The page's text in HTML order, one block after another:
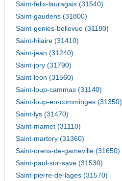
Saint-felix-lauragais (31540)
Saint-gaudens (31800)
Saint-genies-bellevue (31180)
Saint-hilaire (31410)
Saint-jean (31240)
Saint-jory (31790)
Saint-leon (31560)
Saint-loup-cammas (31140)
Saint-loup-en-comminges (31350)
Saint-lys (31470)
Saint-mamet (31110)
Saint-martory (31360)
Saint-orens-de-gameville (31650)
Saint-paul-sur-save (31530)
Saint-pierre-de-lages (31570)